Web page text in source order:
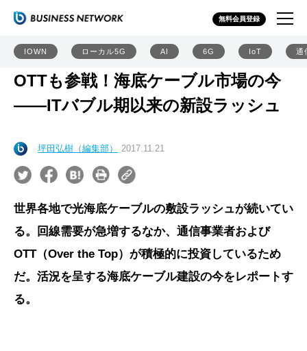
無料会員登録
IOWN ローカル5G AI 6G IoT 通
OTTも参戦！海底ケーブル市場の今
――ITバブル期以来の新設ラッシュ
坪田弘樹（編集部） 2017.11.21
世界各地で光海底ケーブルの敷設ラッシュが続いてい
る。回線需要が急増するなか、通信事業者および
OTT（Over the Top）が積極的に投資しているため
だ。活況を呈する海底ケーブル建設の今をレポートす
る。